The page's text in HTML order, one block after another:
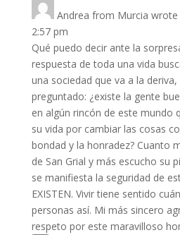
Andrea from Murcia wrote
2:57 pm
Qué puedo decir ante la
respuesta de toda una vida
una sociedad que va a la
preguntado: ¿existe la gente
en algún rincón de este mundo
su vida por cambiar las cosas
bondad y la honradez? Cuanto
de San Grial y más escucho su
se manifiesta la seguridad de
EXISTEN. Vivir tiene sentido
personas así. Mi más sincero
respeto por este maravilloso